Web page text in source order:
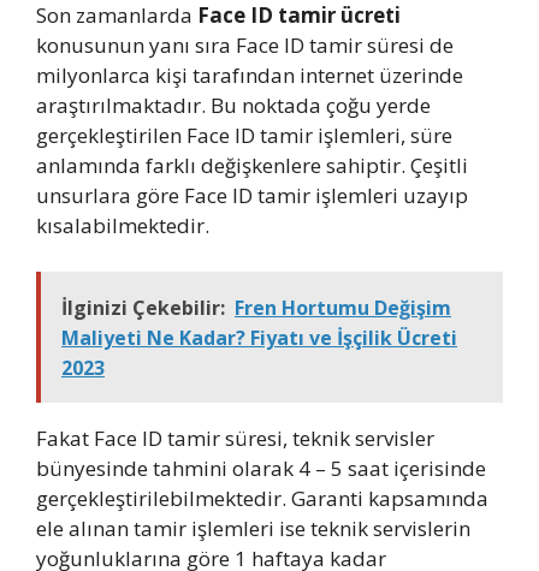
Son zamanlarda Face ID tamir ücreti
konusunun yanı sıra Face ID tamir süresi de
milyonlarca kişi tarafından internet üzerinde
araştırılmaktadır. Bu noktada çoğu yerde
gerçekleştirilen Face ID tamir işlemleri, süre
anlamında farklı değişkenlere sahiptir. Çeşitli
unsurlara göre Face ID tamir işlemleri uzayıp
kısalabilmektedir.
İlginizi Çekebilir: Fren Hortumu Değişim
Maliyeti Ne Kadar? Fiyatı ve İşçilik Ücreti
2023
Fakat Face ID tamir süresi, teknik servisler
bünyesinde tahmini olarak 4 – 5 saat içerisinde
gerçekleştirilebilmektedir. Garanti kapsamında
ele alınan tamir işlemleri ise teknik servislerin
yoğunluklarına göre 1 haftaya kadar